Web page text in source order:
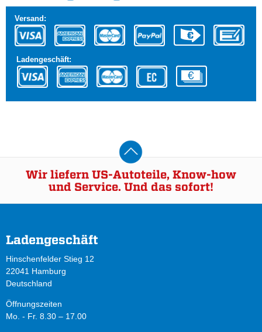
Versand:
Ladengeschäft:
Wir liefern US-Autoteile, Know-how
und Service. Und das sofort!
Ladengeschäft
Hinschenfelder Stieg 12
22041 Hamburg
Deutschland
Öffnungszeiten
Mo. - Fr. 8.30 – 17.00